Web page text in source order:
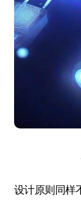
设计原则同样